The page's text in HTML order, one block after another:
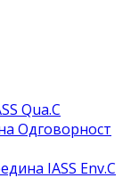
Qua.C
Одговорност
IASS Env.C